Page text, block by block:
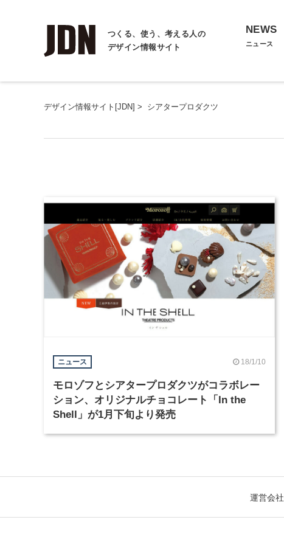
つくる、使う、考える人の
デザイン情報サイト
NEWS
ニュース
デザイン情報サイト[JDN] > シアタープロダクツ
ニュース 18/1/10
モロゾフとシアタープロダクツがコラボレー
ション、オリジナルチョコレート「In the
Shell」が1月下旬より発売
運営会社